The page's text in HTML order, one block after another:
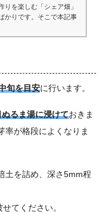
を楽しむ「シェア畑」
かりです。そこで本記事
旬を目安に行います。
るま湯に浸けておきま
率が格段によくなりま
土を詰め、深さ5mm程
てください。